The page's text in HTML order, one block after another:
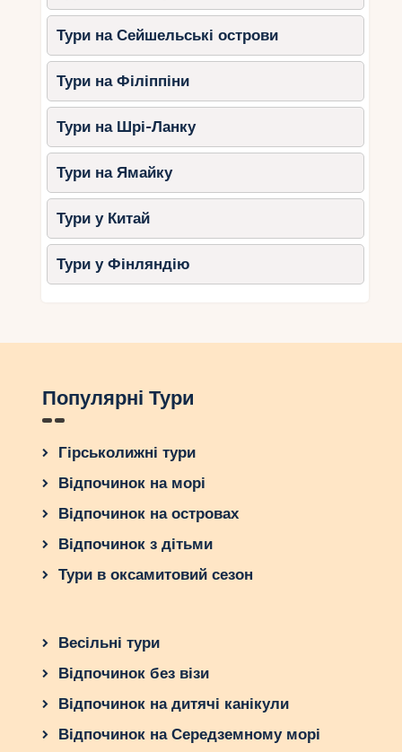
Тури на Сейшельські острови
Тури на Філіппіни
Тури на Шрі-Ланку
Тури на Ямайку
Тури у Китай
Тури у Фінляндію
Популярні Тури
Гірськолижні тури
Відпочинок на морі
Відпочинок на островах
Відпочинок з дітьми
Тури в оксамитовий сезон
Весільні тури
Відпочинок без візи
Відпочинок на дитячі канікули
Відпочинок на Середземному морі